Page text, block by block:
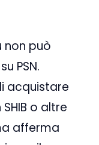
non può
PSN.
acquistare
o altre
afferma